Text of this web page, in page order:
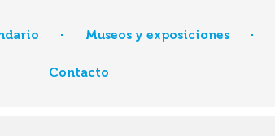
Museos y exposiciones
Contacto